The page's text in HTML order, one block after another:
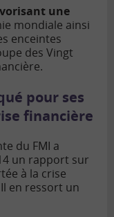
une
mondiale ainsi
enceintes
des Vingt
pour ses
financière
du FMI a
un rapport sur
à la crise
en ressort un